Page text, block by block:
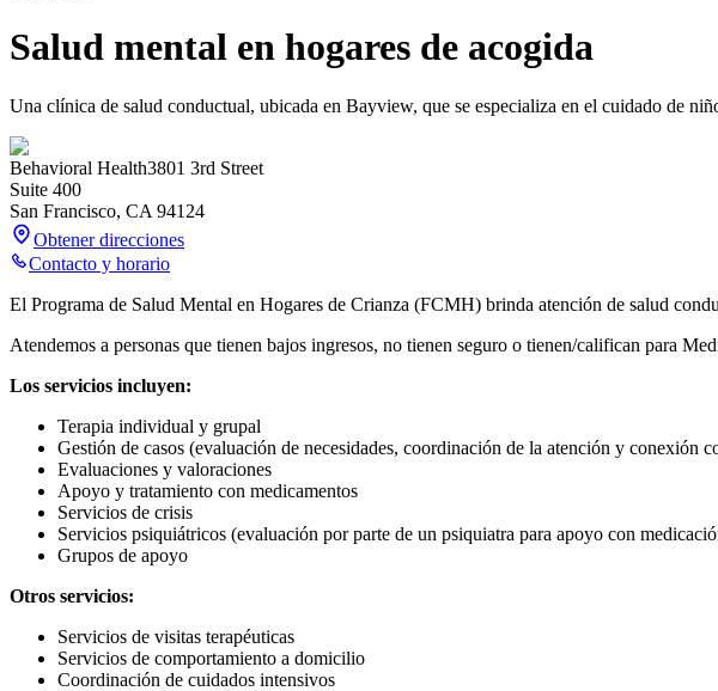
Salud mental en hogares de acogida
Una clínica de salud conductual, ubicada en Bayview, que se especializa en el cuidado de
Behavioral Health3801 3rd Street
Suite 400
San Francisco, CA 94124
Obtener direcciones
Contacto y horario
El Programa de Salud Mental en Hogares de Crianza (FCMH) brinda atención de salud
Atendemos a personas que tienen bajos ingresos, no tienen seguro o tienen/califican para
Los servicios incluyen:
Terapia individual y grupal
Gestión de casos (evaluación de necesidades, coordinación de la atención y conexión
Evaluaciones y valoraciones
Apoyo y tratamiento con medicamentos
Servicios de crisis
Servicios psiquiátricos (evaluación por parte de un psiquiatra para apoyo con
Grupos de apoyo
Otros servicios:
Servicios de visitas terapéuticas
Servicios de comportamiento a domicilio
Coordinación de cuidados intensivos